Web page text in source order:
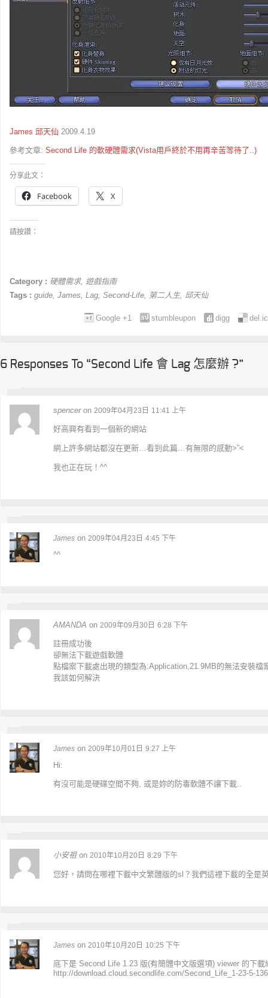
James 邱天仙 2009.4.19
參考文章: Second Life 的軟硬體需求(Vista用戶終於不用再辛苦等待了..)
分享此文：
Facebook X
請按讚：
Category : 硬體需求, 遊戲指南
Tags : guide James Lag Second-Life 第二人生, 邱天仙
digg
stumbleupon
Google +1
6 Responses To “Second Life 會 Lag 怎麼辦 ?”
spenceron 2009年04月23日 11:41 上午
好高興有看到一個新的網站
網上許多網站都沒在更新…看到此篇…有無限的感動>”<
我也正在玩！^^
James on 2009年04月23日 4:45 下午
^^
AMANDA on 2009年09月30日 6:28 下午
註冊成功後
卻無法下載遊戲軟體
點檔案下載處出現的類型為:Application,21.9MB的無法安裝檔
我該如何解決
James on 2009年10月01日 9:27 上午
Hi:
有沒可能是硬碟空間不夠, 或是妳的防毒軟體不讓下載..
小安祖on 2010年10月20日 8:29 下午
您好，請問在哪裡下載中文繁體版的sl？我們這裡下載的全是
James on 2010年10月20日 10:25 下午
底下是 Second Life 1.23 版(有簡體中文版選項) viewer 的下載
http://download.cloud.secondlife.com/Second_Life_1-23-5-